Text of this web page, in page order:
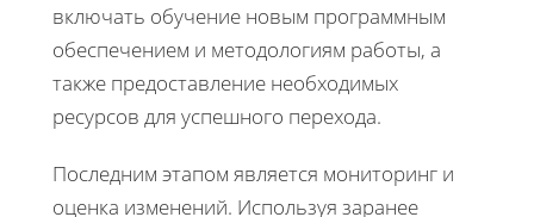
включать обучение новым программным
обеспечением и методологиям работы, а
также предоставление необходимых
ресурсов для успешного перехода.
Последним этапом является мониторинг и
оценка изменений. Используя заранее